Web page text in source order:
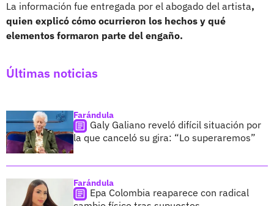
La información fue entregada por el abogado del artista,
quien explicó cómo ocurrieron los hechos y qué
elementos formaron parte del engaño.
Últimas noticias
Farándula
Galy Galiano reveló difícil situación por
la que canceló su gira: “Lo superaremos”
Farándula
Epa Colombia reaparece con radical